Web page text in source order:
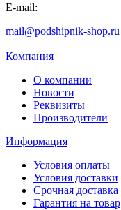
E-mail:
mail@podshipnik-shop.ru
Компания
О компании
Новости
Реквизиты
Производители
Информация
Условия оплаты
Условия доставки
Срочная доставка
Гарантия на товар